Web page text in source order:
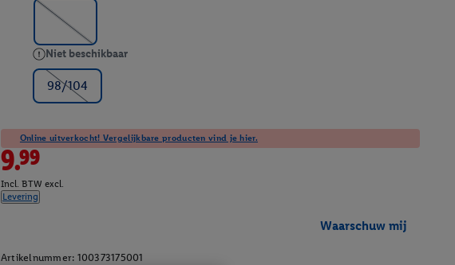
Niet beschikbaar
98/104
Online uitverkocht! Vergelijkbare producten vind je hier.
9.99
Incl. BTW excl.
Levering
Waarschuw mij
Artikelnummer: 100373175001